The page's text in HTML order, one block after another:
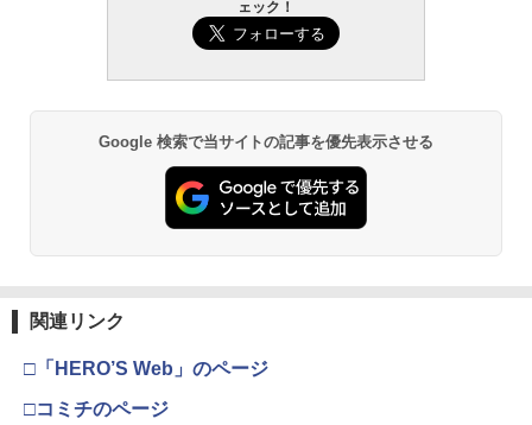
ェック！
Google 検索で当サイトの記事を優先表示させる
関連リンク
□「HERO’S Web」のページ
□コミチのページ